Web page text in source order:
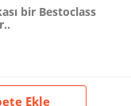
Ekle
bir Bestoclass